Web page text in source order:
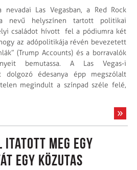
nevadai Las Vegasban, a Red Rock
nevű helyszínen tartott politikai
családot hívott fel a pódiumra két
az adópolitikája révén bevezetett
(Trump Accounts) és a borravalók
bemutassa. A Las Vegas-i
dolgozó édesanya épp megszólalt
megindult a színpad széle felé,
itatott meg egy
egy közutas